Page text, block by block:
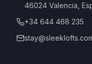
46024 Valencia
+34 644 468 235